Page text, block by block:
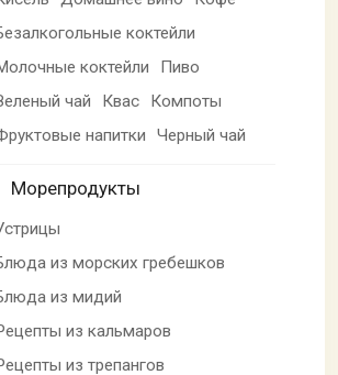
коктейли
коктейли
Пиво
чай
Квас
Компоты
напитки
Черный чай
Морепродукты
из морских гребешков
из мидий
из кальмаров
из трепангов